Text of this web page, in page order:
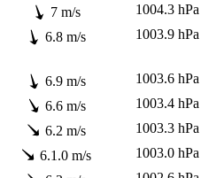
7 m/s
1004.3 hPa
6.8 m/s
1003.9 hPa
6.9 m/s
1003.6 hPa
6.6 m/s
1003.4 hPa
6.2 m/s
1003.3 hPa
6.1.0 m/s
1003.0 hPa